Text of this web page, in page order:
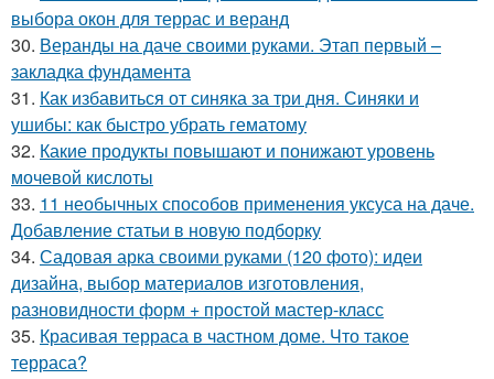
выбора окон для террас и веранд
30. Веранды на даче своими руками. Этап первый –
закладка фундамента
31. Как избавиться от синяка за три дня. Синяки и
ушибы: как быстро убрать гематому
32. Какие продукты повышают и понижают уровень
мочевой кислоты
33. 11 необычных способов применения уксуса на даче.
Добавление статьи в новую подборку
34. Садовая арка своими руками (120 фото): идеи
дизайна, выбор материалов изготовления,
разновидности форм + простой мастер-класс
35. Красивая терраса в частном доме. Что такое
терраса?